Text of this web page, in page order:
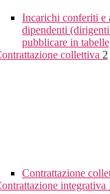
Incarichi conferiti e
dipendenti
pubblicare in
collettiva 2
Contrattazione
integrativa